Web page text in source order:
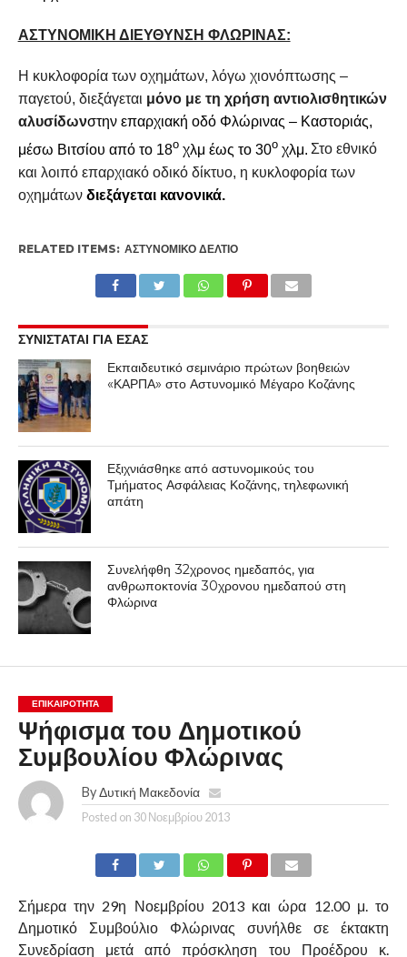
ΑΣΤΥΝΟΜΙΚΗ ΔΙΕΥΘΥΝΣΗ ΦΛΩΡΙΝΑΣ:
Η κυκλοφορία των οχημάτων, λόγω χιονόπτωσης –
παγετού, διεξάγεται μόνο με τη χρήση αντιολισθητικών
αλυσίδωνστην επαρχιακή οδό Φλώρινας – Καστοριάς,
μέσω Βιτσίου από το 18οχλμ έως το 30οχλμ. Στο εθνικό
και λοιπό επαρχιακό οδικό δίκτυο, η κυκλοφορία των
οχημάτων διεξάγεται κανονικά.
RELATED ITEMS: ΑΣΤΥΝΟΜΙΚΌ ΔΕΛΤΊΟ
ΣΥΝΙΣΤΑΤΑΙ ΓΙΑ ΕΣΑΣ
Εκπαιδευτικό σεμινάριο πρώτων βοηθειών
«ΚΑΡΠΑ» στο Αστυνομικό Μέγαρο Κοζάνης
Εξιχνιάσθηκε από αστυνομικούς του
Τμήματος Ασφάλειας Κοζάνης, τηλεφωνική
απάτη
Συνελήφθη 32χρονος ημεδαπός, για
ανθρωποκτονία 30χρονου ημεδαπού στη
Φλώρινα
ΕΠΙΚΑΙΡΟΤΗΤΑ
Ψήφισμα του Δημοτικού
Συμβουλίου Φλώρινας
By Δυτική Μακεδονία
Posted on 30 Νοεμβρίου 2013
Σήμερα την 29η Νοεμβρίου 2013 και ώρα 12.00 μ. το
Δημοτικό Συμβούλιο Φλώρινας συνήλθε σε έκτακτη
Συνεδρίαση μετά από πρόσκληση του Προέδρου κ.